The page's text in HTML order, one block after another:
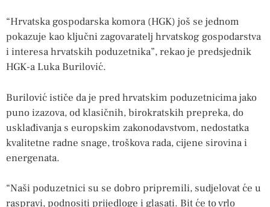
“Hrvatska gospodarska komora (HGK) još se jednom
pokazuje kao ključni zagovaratelj hrvatskog gospodarstva
i interesa hrvatskih poduzetnika”, rekao je predsjednik
HGK-a Luka Burilović.
Burilović ističe da je pred hrvatskim poduzetnicima jako
puno izazova, od klasičnih, birokratskih prepreka, do
usklađivanja s europskim zakonodavstvom, nedostatka
kvalitetne radne snage, troškova rada, cijene sirovina i
energenata.
“Naši poduzetnici su se dobro pripremili, sudjelovat će u
raspravi, podnositi prijedloge i glasati. Bit će to vrlo